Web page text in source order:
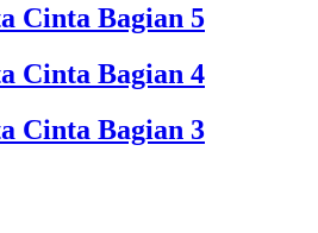
Cinta Bagian 5
Cinta Bagian 4
Cinta Bagian 3